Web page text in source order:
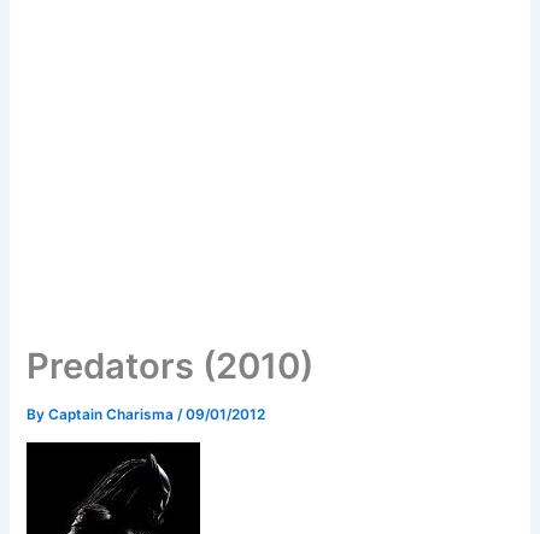
Predators (2010)
ByCaptain Charisma /09/01/2012